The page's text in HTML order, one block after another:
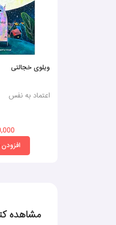
ویلوی خجالتی
اعتماد به نفس
مشاهده